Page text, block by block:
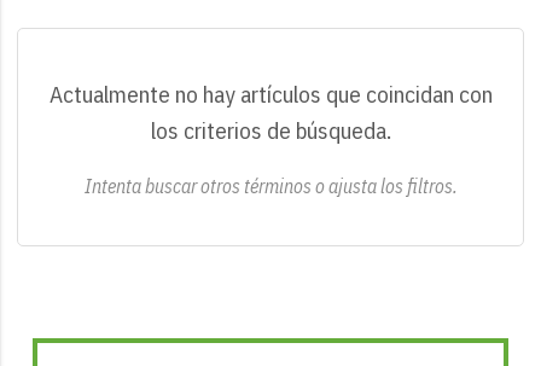
Actualmente no hay artículos que coincidan con
los criterios de búsqueda.
Intenta buscar otros términos o ajusta los filtros.